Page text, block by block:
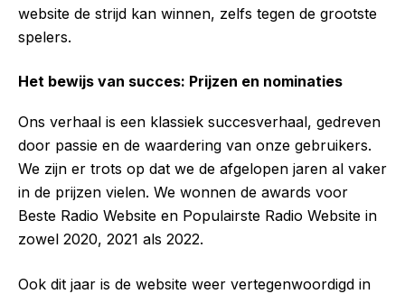
website de strijd kan winnen, zelfs tegen de grootste
spelers.
Het bewijs van succes: Prijzen en nominaties
Ons verhaal is een klassiek succesverhaal, gedreven
door passie en de waardering van onze gebruikers.
We zijn er trots op dat we de afgelopen jaren al vaker
in de prijzen vielen. We wonnen de awards voor
Beste Radio Website en Populairste Radio Website in
zowel 2020, 2021 als 2022.
Ook dit jaar is de website weer vertegenwoordigd in